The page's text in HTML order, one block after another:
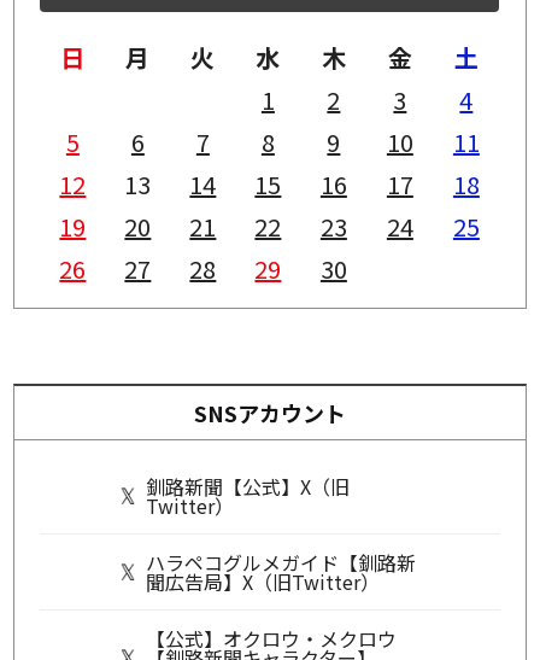
日 月 火 水 木 金
土
1
2 3
4
5
6 7 8 9 10
11
12
13 14 15 16 17
18
19
20 21 22 23 24
25
26
27 28 29 30
SNSアカウント
釧路新聞【公式】X（旧
Twitter）
ハラペコグルメガイド【釧路新
聞広告局】X（旧Twitter）
【公式】オクロウ・メクロウ